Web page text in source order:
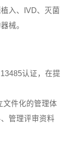
入、IVD、灭菌
械。
认证，在提
文件化的管理体
管理评审资料